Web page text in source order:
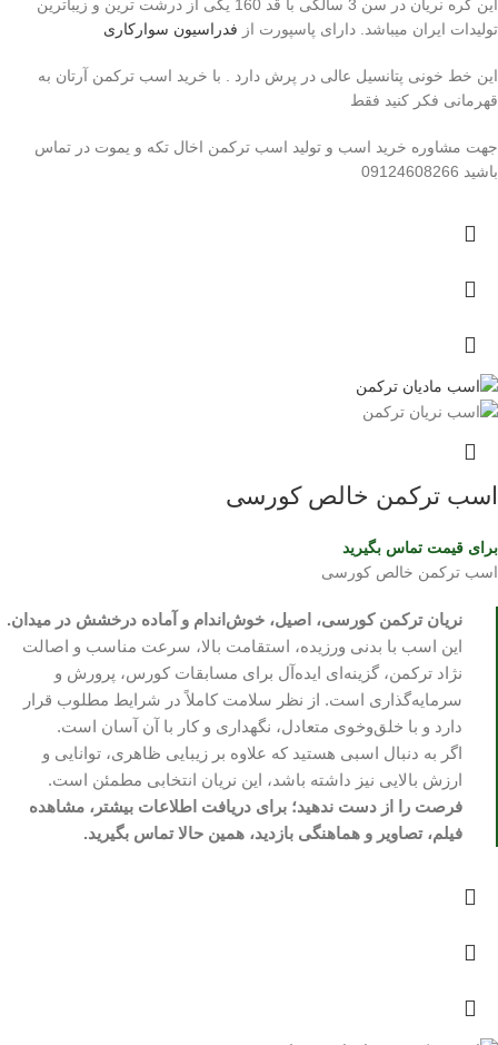
این کره نریان در سن 3 سالگی با قد 160 یکی از درشت ترین و زیباترین
تولیدات ایران میباشد. دارای پاسپورت از فدراسیون سوارکاری
این خط خونی پتانسیل عالی در پرش دارد . با خرید اسب ترکمن آرتان به
قهرمانی فکر کنید فقط
جهت مشاوره خرید اسب و تولید اسب ترکمن اخال تکه و یموت در تماس
باشید 09124608266
اسب ترکمن خالص کورسی
برای قیمت تماس بگیرید
اسب ترکمن خالص کورسی
نریان ترکمن کورسی، اصیل، خوش‌اندام و آماده درخشش در میدان.
این اسب با بدنی ورزیده، استقامت بالا، سرعت مناسب و اصالت
نژاد ترکمن، گزینه‌ای ایده‌آل برای مسابقات کورس، پرورش و
سرمایه‌گذاری است. از نظر سلامت کاملاً در شرایط مطلوب قرار
دارد و با خلق‌وخوی متعادل، نگهداری و کار با آن آسان است.
اگر به دنبال اسبی هستید که علاوه بر زیبایی ظاهری، توانایی و
ارزش بالایی نیز داشته باشد، این نریان انتخابی مطمئن است.
فرصت را از دست ندهید؛ برای دریافت اطلاعات بیشتر، مشاهده
فیلم، تصاویر و هماهنگی بازدید، همین حالا تماس بگیرید.